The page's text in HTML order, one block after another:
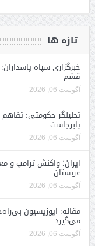
تازه ها
خبرگزاری سپاه
قشم
آگوست 06, 2026
تحلیلگر حکومتی:
پابرجاست
آگوست 06, 2026
ایران؛ واکنش ترامپ و
عربستان
آگوست 06, 2026
مقاله: اپوزیسیون
می‌گیرد
آگوست 06, 2026